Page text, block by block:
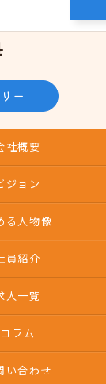
ー
社概要
ジョン
る人物像
員紹介
人一覧
コラム
い合わせ